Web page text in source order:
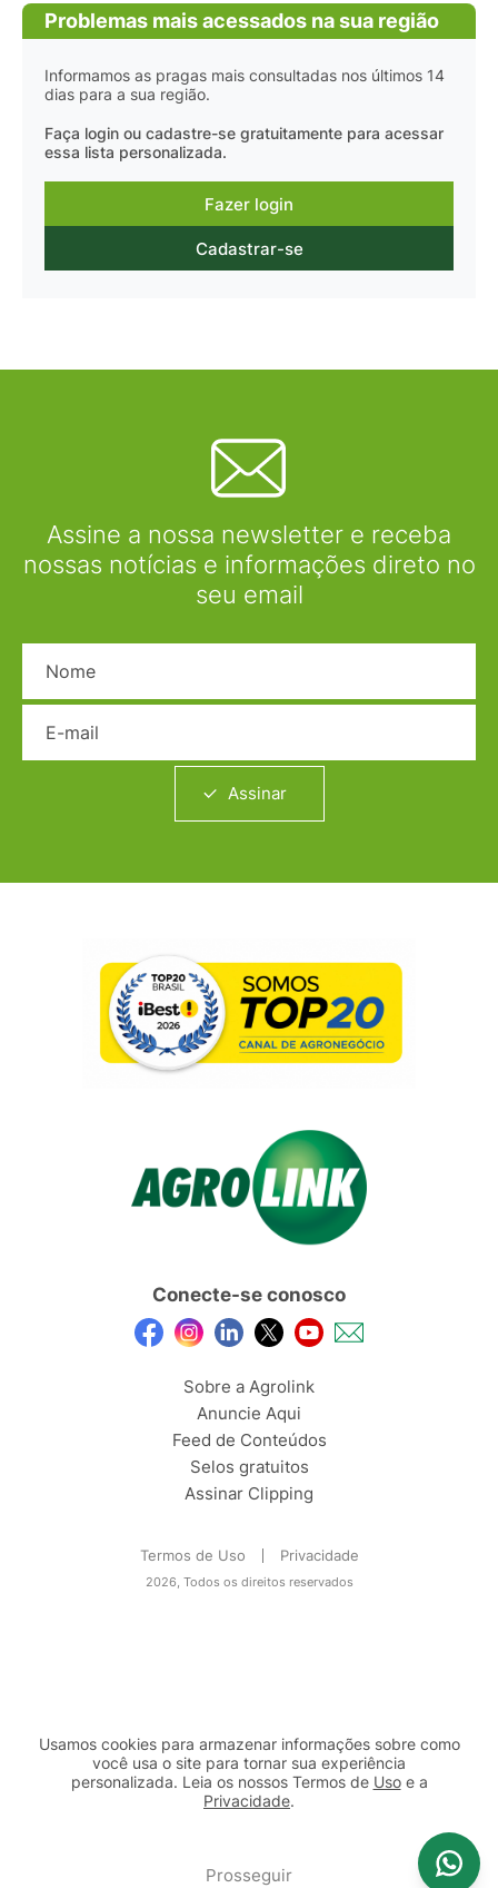
Problemas mais acessados na sua região
Informamos as pragas mais consultadas nos últimos 14
dias para a sua região.
Faça login ou cadastre-se gratuitamente para acessar
essa lista personalizada.
Fazer login
Cadastrar-se
Assine a nossa newsletter e receba
nossas notícias e informações direto no
seu email
Assinar
Conecte-se conosco
Sobre a Agrolink
Anuncie Aqui
Feed de Conteúdos
Selos gratuitos
Assinar Clipping
Termos de Uso Privacidade
2026, Todos os direitos reservados
Usamos cookies para armazenar informações sobre como
você usa o site para tornar sua experiência
personalizada. Leia os nossos Termos de Usoe a
Privacidade.
Prosseguir